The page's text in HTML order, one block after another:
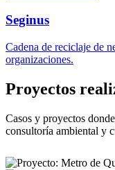
Seginus
Cadena de reciclaje de
organizaciones.
Proyectos
Casos y proyectos
consultoría ambiental y